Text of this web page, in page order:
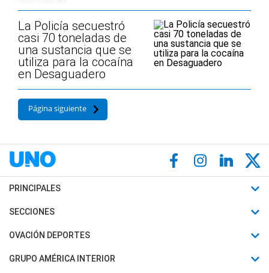
La Policía secuestró
casi 70 toneladas de
una sustancia que se
utiliza para la cocaína
en Desaguadero
Página siguiente
PRINCIPALES
Últimas Noticias
Política
SECCIONES
Horóscopo
Motores
OVACIÓN DEPORTES
Fútbol
GRUPO AMÉRICA INTERIOR